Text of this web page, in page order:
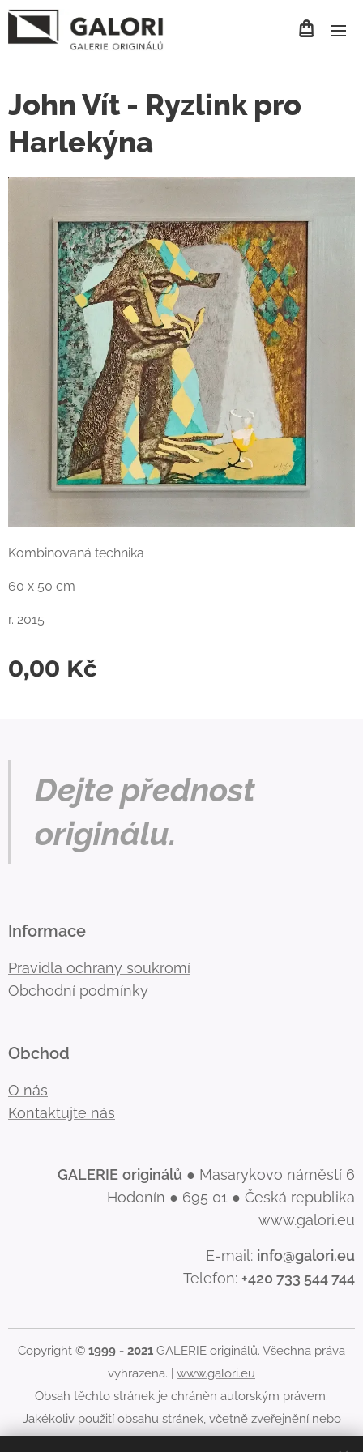
John Vít - Ryzlink pro
Harlekýna
Kombinovaná technika
60 x 50 cm
r. 2015
0,00 Kč
Dejte přednost
originálu.
Informace
Pravidla ochrany soukromí
Obchodní podmínky
Obchod
O nás
Kontaktujte nás
GALERIE originálů ● Masarykovo náměstí 6
Hodonín ● 695 01 ● Česká republika
www.galori.eu
E-mail: info@galori.eu
Telefon: +420 733 544 744
Copyright © 1999 - 2021 GALERIE originálů. Všechna práva
vyhrazena. | www.galori.eu
Obsah těchto stránek je chráněn autorským právem.
Jakékoliv použití obsahu stránek, včetně zveřejnění nebo